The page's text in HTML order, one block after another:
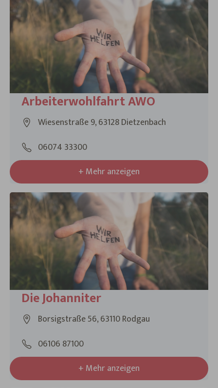
3 Ergebnisse gefunden
Arbeiterwohlfahrt AWO
Wiesenstraße 9, 63128 Dietzenbach
06074 33300
+ Mehr anzeigen
Die Johanniter
Borsigstraße 56, 63110 Rodgau
06106 87100
+ Mehr anzeigen